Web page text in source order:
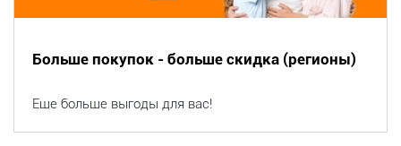
Больше покупок - больше скидка (регионы)
Еще больше выгоды для вас!